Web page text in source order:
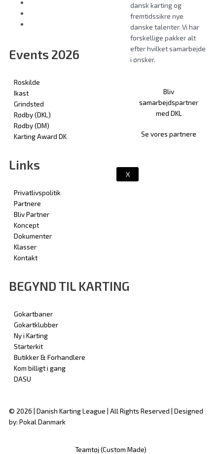
dansk karting og
fremtidssikre nye
danske talenter. Vi har
forskellige pakker alt
efter hvilket samarbejde
i ønsker.
Bliv
samarbejdspartner
med DKL
Se vores partnere
X
Events 2026
Roskilde
Ikast
Grindsted
Rødby (DKL)
Rødby (DM)
Karting Award DK
Links
Privatlivspolitik
Partnere
Bliv Partner
Koncept
Dokumenter
Klasser
Kontakt
BEGYND TIL KARTING
Gokartbaner
Gokartklubber
Ny i Karting
Starterkit
Butikker & Forhandlere
Kom billigt i gang
DASU
© 2026 | Danish Karting League | All Rights Reserved | Designed
by: Pokal Danmark
Teamtøj (Custom Made)